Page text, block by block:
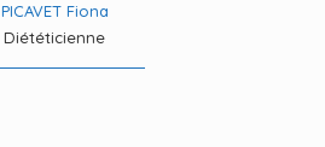
PICAVET Fiona
Diététicienne